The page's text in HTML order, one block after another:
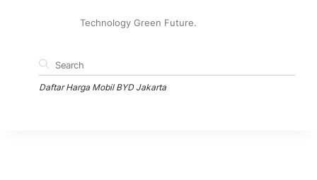
Technology Green Future.
Daftar Harga Mobil BYD Jakarta